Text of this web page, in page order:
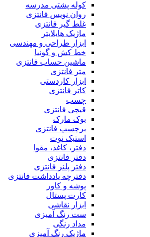
کوله پشتی مدرسه
روان نویس فانتزی
غلط گیر فانتزی
ماژیک هایلایتر
ابزار طراحی و مهندسی
خط کش و گونیا
ماشین حساب فانتزی
متر فانتزی
ابزار کاردستی
کاتر فانتزی
چسب
قیچی فانتزی
بوک مارک
برچسب فانتزی
استیک نوت
دفتر، کاغذ، مقوا
دفتر فانتزی
دفتر پلنر فانتزی
دفترچه یادداشت فانتزی
پوشه و کاور
کارت پستال
ابزار نقاشی
ست رنگ آمیزی
مداد رنگی
ماژیک رنگ آمیزی